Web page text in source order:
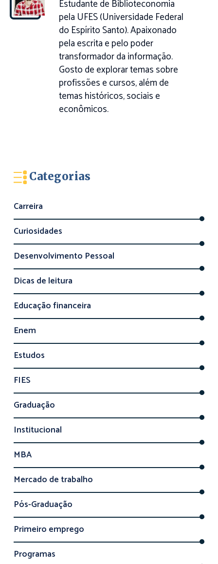
Estudante de Biblioteconomia
pela UFES (Universidade Federal
do Espírito Santo). Apaixonado
pela escrita e pelo poder
transformador da informação.
Gosto de explorar temas sobre
profissões e cursos, além de
temas históricos, sociais e
econômicos.
Categorias
Carreira
Curiosidades
Desenvolvimento Pessoal
Dicas de leitura
Educação financeira
Enem
Estudos
FIES
Graduação
Institucional
MBA
Mercado de trabalho
Pós-Graduação
Primeiro emprego
Programas